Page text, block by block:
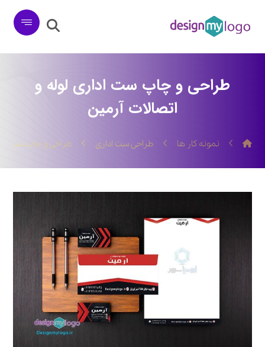
طراحی و چاپ ست اداری لوله و
اتصالات آرمین
نمونه کار ها طراحی ست اداری طراحی و چاپ ست